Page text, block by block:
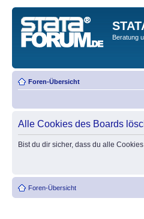
Beratung
Foren-Übersicht
Alle Cookies des Boards
Bist du dir sicher, dass du alle
Foren-Übersicht